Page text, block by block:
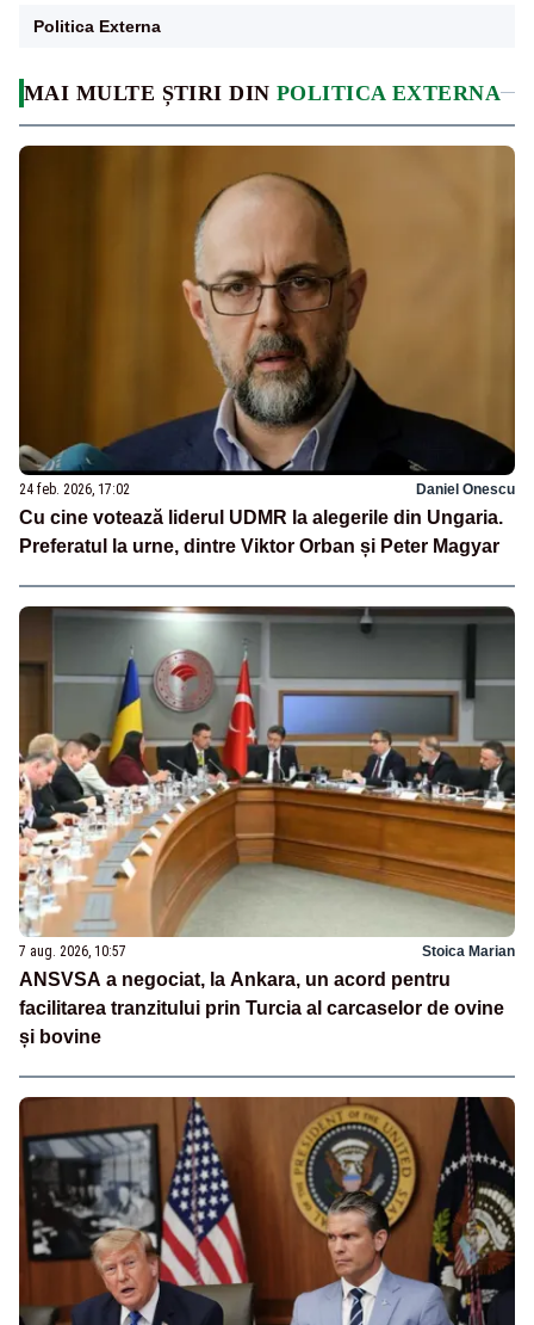
MAI MULTE ȘTIRI DIN POLITICA EXTERNA
24 feb. 2026, 17:02 Daniel Onescu
Cu cine votează liderul UDMR la alegerile din Ungaria.
Preferatul la urne, dintre Viktor Orban și Peter Magyar
7 aug. 2026, 10:57 Stoica Marian
ANSVSA a negociat, la Ankara, un acord pentru
facilitarea tranzitului prin Turcia al carcaselor de ovine
și bovine
Politica Externa